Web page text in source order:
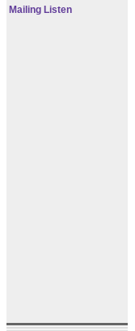
Mailing Listen